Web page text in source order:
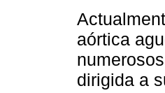
aórtica
dirigida a